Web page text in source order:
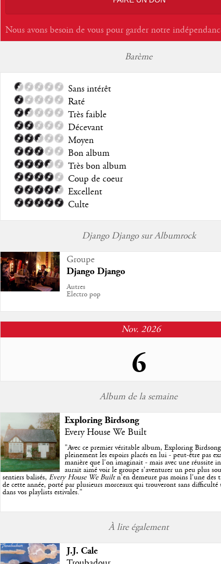
Nous avons besoin de vous pour garder notre
Barème
Sans intérêt
Raté
Très faible
Décevant
Moyen
Bon album
Très bon album
Coup de coeur
Excellent
Culte
Django Django sur Albumrock
Groupe
Django Django
Autres
Electro pop
Nov. 2026
6
Django Django
Doveland
Studio
Album de la semaine
Exploring Birdsong
Every House We Built
"Avec ce premier véritable album, Exploring
pleinement les espoirs placés en lui - peut-être pas
manière que l'on imaginait - mais avec une réussite
aurait aimé voir le groupe s'aventurer un peu plus
sentiers balisés, Every House We Builtn'en demeure pas moins l'une des
de cette année, porté par plusieurs morceaux qui trouveront sans difficulté
dans vos playlists estivales."
À lire également
J.J. Cale